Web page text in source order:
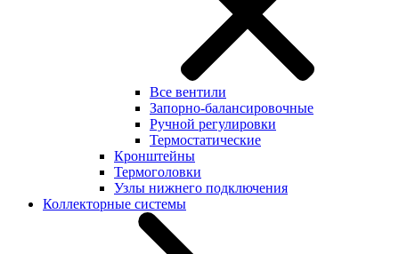
Все вентили
Запорно-балансировочные
Ручной регулировки
Термостатические
Кронштейны
Термоголовки
Узлы нижнего подключения
Коллекторные системы